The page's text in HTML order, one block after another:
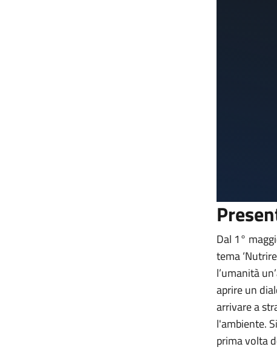
Dal 1°
tema
l’umanità
aprire un
arrivare a
l'ambiente.
prima volta